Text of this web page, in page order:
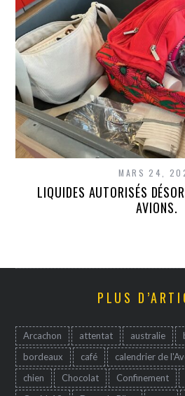
MARS 24,
LIQUIDES AUTORISÉS
AVIONS.
PLUS
Arcachon attentat australie
bordeaux
café calendrier de
chien
Chocolat Confinement